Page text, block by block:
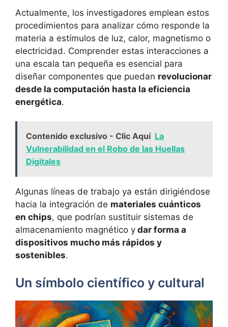
Actualmente, los investigadores emplean estos
procedimientos para analizar cómo responde la
materia a estímulos de luz, calor, magnetismo o
electricidad. Comprender estas interacciones a
una escala tan pequeña es esencial para
diseñar componentes que puedan revolucionar
desde la computación hasta la eficiencia
energética.
Contenido exclusivo - Clic Aquí La
Vulnerabilidad en el Robo de las Huellas
Digitales
Algunas líneas de trabajo ya están dirigiéndose
hacia la integración de materiales cuánticos
en chips, que podrían sustituir sistemas de
almacenamiento magnético y dar forma a
dispositivos mucho más rápidos y
sostenibles.
Un símbolo científico y cultural